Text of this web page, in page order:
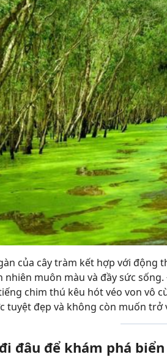
của cây tràm kết hợp với
nhiên muôn màu và đầy sức
chim thú kêu hót véo von vô
tuyệt đẹp và không còn muốn trở
đâu để khám phá